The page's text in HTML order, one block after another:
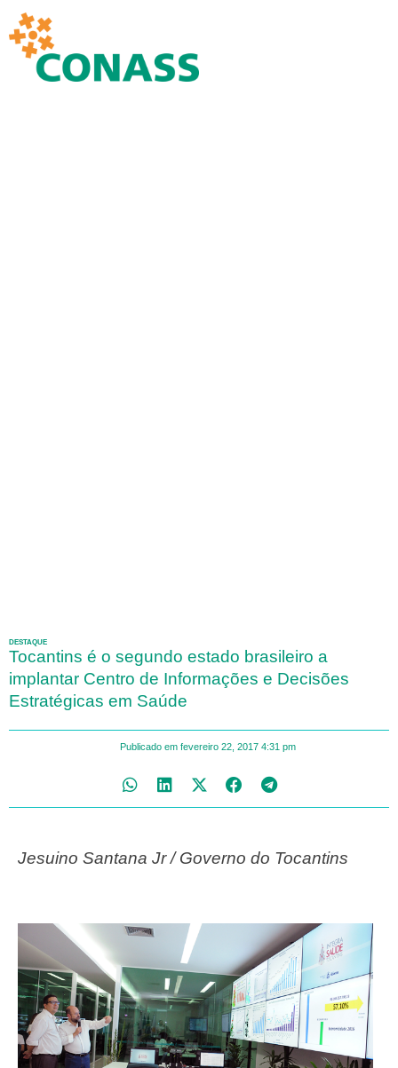
DESTAQUE
Tocantins é o segundo estado brasileiro a
implantar Centro de Informações e Decisões
Estratégicas em Saúde
Publicado em fevereiro 22, 2017 4:31 pm
Jesuino Santana Jr / Governo do Tocantins